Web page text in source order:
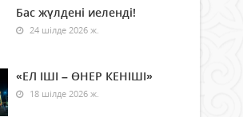
Бас жүлдені иеленді!
24 шілде 2026 ж.
«ЕЛ ІШІ – ӨНЕР КЕНІШІ»
18 шілде 2026 ж.